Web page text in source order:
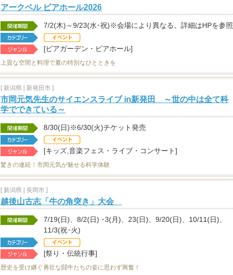
アークベル ビアホール2026
7/2(木)～9/23(水･祝)※会場により異なる。詳細はHPを参照
[ビアガーデン・ビアホール]
上質な空間と料理で夏の特別なひとときを
[ 新潟県 新発田市 ]
市岡元気先生のサイエンスライブ in新発田 ～世の中は全て科
学でできている～
8/30(日)※6/30(火)チケット発売
[キッズ,音楽フェス・ライブ・コンサート]
驚きの連続！市岡元気が魅せる科学体験
[ 新潟県 長岡市 ]
越後山古志「牛の角突き」大会
7/19(日)、8/2(日) ･3(月)、23(日)、9/20(日)、10/11(日)、
11/3(祝･火)
[祭り・伝統行事]
歴史を受け継ぐ勇壮な闘牛たちの姿に思わず興奮！